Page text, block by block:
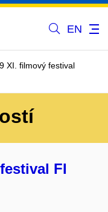
EN
XI. filmový festival
FI